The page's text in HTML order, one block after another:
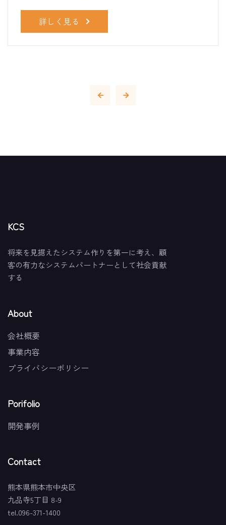
詳しく見る
KCS
将来を見据えたシステム作りを第一に考え、顧
客の有力なシステムパートナーとして社会貢献
する
About
会社概要
事業内容
プライバシーポリシー
Porifolio
開発事例
Contact
熊本県熊本市中央区
九品寺5丁目 8-9
tel.096-371-1400